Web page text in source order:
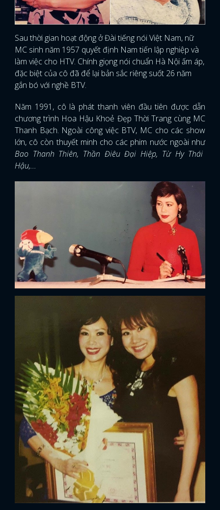
Sau thời gian hoạt động ở Đài tiếng nói Việt Nam, nữ
MC sinh năm 1957 quyết định Nam tiến lập nghiệp và
làm việc cho HTV. Chính giọng nói chuẩn Hà Nội ấm áp,
đặc biệt của cô đã để lại bản sắc riêng suốt 26 năm
gắn bó với nghề BTV.
Năm 1991, cô là phát thanh viên đầu tiên được dẫn
chương trình Hoa Hậu Khoẻ Đẹp Thời Trang cùng MC
Thanh Bạch. Ngoài công việc BTV, MC cho các show
lớn, cô còn thuyết minh cho các phim nước ngoài như
Bao Thanh Thiên, Thần Điêu Đại Hiệp, Từ Hy Thái
Hậu,...